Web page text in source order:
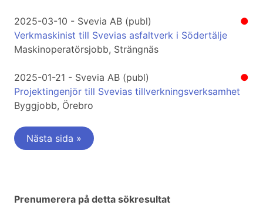
●
2025-03-10 - Svevia AB (publ)
Verkmaskinist till Svevias asfaltverk i Södertälje
Maskinoperatörsjobb, Strängnäs
●
2025-01-21 - Svevia AB (publ)
Projektingenjör till Svevias tillverkningsverksamhet
Byggjobb, Örebro
Nästa sida »
Prenumerera på detta sökresultat